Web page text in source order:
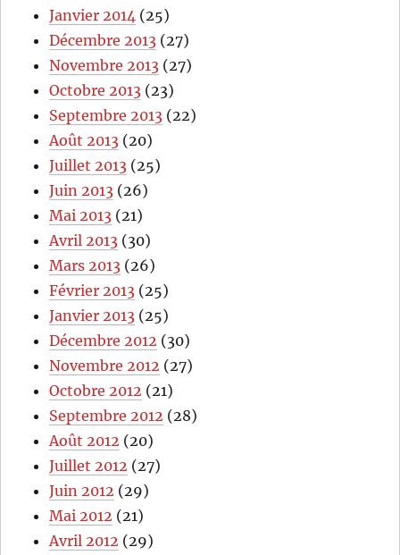
Janvier 2014 (25)
Décembre 2013 (27)
Novembre 2013 (27)
Octobre 2013 (23)
Septembre 2013 (22)
Août 2013 (20)
Juillet 2013 (25)
Juin 2013 (26)
Mai 2013 (21)
Avril 2013 (30)
Mars 2013 (26)
Février 2013 (25)
Janvier 2013 (25)
Décembre 2012 (30)
Novembre 2012 (27)
Octobre 2012 (21)
Septembre 2012 (28)
Août 2012 (20)
Juillet 2012 (27)
Juin 2012 (29)
Mai 2012 (21)
Avril 2012 (29)